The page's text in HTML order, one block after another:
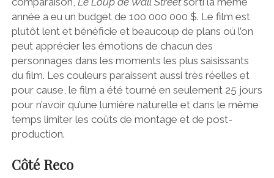
année a eu un budget de 100 000 000 $. Le film est
plutôt lent et bénéficie et beaucoup de plans où l’on
peut apprécier les émotions de chacun des
personnages dans les moments les plus saisissants
du film. Les couleurs paraissent aussi très réelles et
pour cause, le film a été tourné en seulement 25 jours
pour n’avoir qu’une lumière naturelle et dans le même
temps limiter les coûts de montage et de post-
production.
Côté Reco